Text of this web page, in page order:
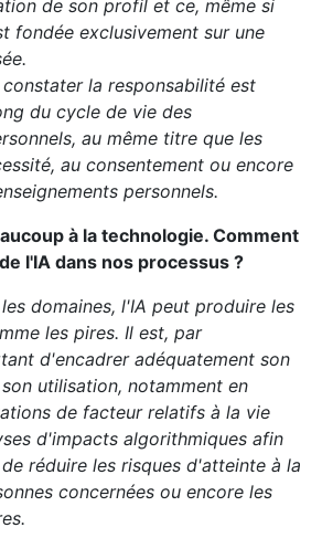
de son profil et ce, même si
fondée exclusivement sur une
la responsabilité est
du cycle de vie des
au même titre que les
au consentement ou encore
personnels.
à la technologie. Comment
l'IA dans nos processus ?
domaines, l'IA peut produire les
les pires. Il est, par
d'encadrer adéquatement son
utilisation, notamment en
de facteur relatifs à la vie
d'impacts algorithmiques afin
réduire les risques d'atteinte à la
concernées ou encore les